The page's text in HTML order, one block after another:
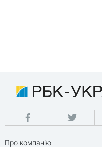
Про компанію